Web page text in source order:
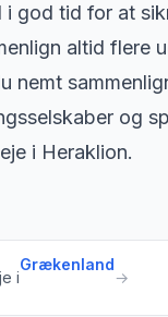
i god tid for at
altid flere
nemt
og
i Heraklion.
i
Grækenland
→